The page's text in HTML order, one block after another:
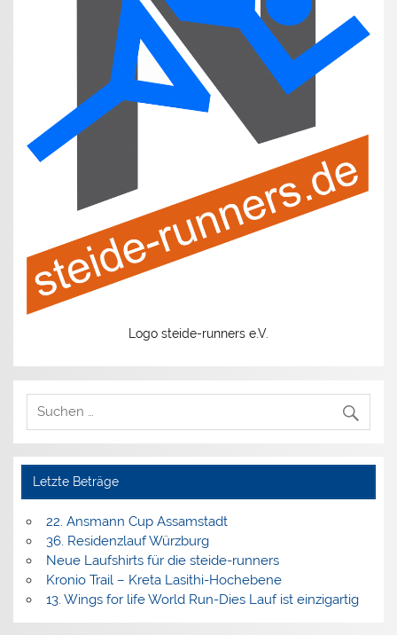
Logo steide-runners e.V.
Letzte Beträge
22. Ansmann Cup Assamstadt
36. Residenzlauf Würzburg
Neue Laufshirts für die steide-runners
Kronio Trail – Kreta Lasithi-Hochebene
13. Wings for life World Run-Dies Lauf ist einzigartig